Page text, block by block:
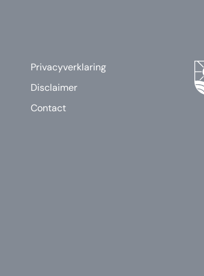
Privacyverklaring
Disclaimer
Contact